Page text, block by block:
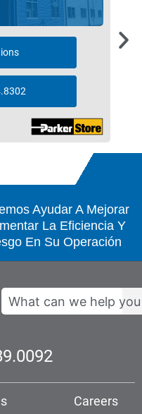
Ayudar A Mejorar
La Eficiencia Y
En Su Operación
Search
Careers